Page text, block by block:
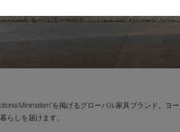
Minimalism”を掲げるグローバル家具ブランド
らしを届けます。